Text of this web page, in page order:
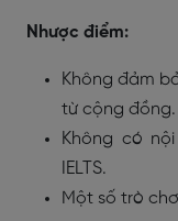
Nhược điểm:
Không đảm
từ cộng đồng.
Không có
IELTS.
Một số trò